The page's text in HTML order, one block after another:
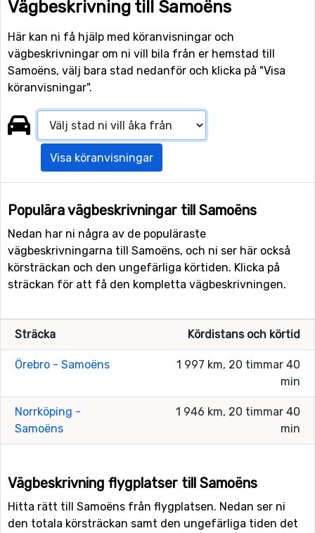
Vägbeskrivning till Samoëns
Här kan ni få hjälp med köranvisningar och
vägbeskrivningar om ni vill bila från er hemstad till
Samoëns, välj bara stad nedanför och klicka på "Visa
köranvisningar".
Visa köranvisningar
Populära vägbeskrivningar till Samoëns
Nedan har ni några av de populäraste
vägbeskrivningarna till Samoëns, och ni ser här också
körsträckan och den ungefärliga körtiden. Klicka på
sträckan för att få den kompletta vägbeskrivningen.
Sträcka Kördistans och körtid
Örebro - Samoëns
1 997 km, 20 timmar 40
min
Norrköping -
Samoëns
1 946 km, 20 timmar 40
min
Vägbeskrivning flygplatser till Samoëns
Hitta rätt till Samoëns från flygplatsen. Nedan ser ni
den totala körsträckan samt den ungefärliga tiden det